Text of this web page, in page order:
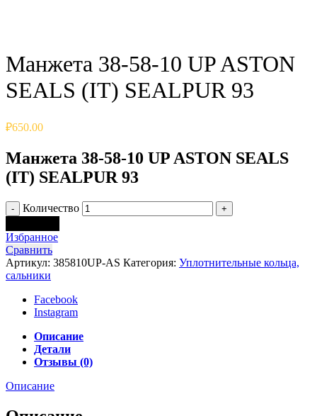
Манжета 38-58-10 UP ASTON
SEALS (IT) SEALPUR 93
₽650.00
Манжета 38-58-10 UP ASTON SEALS
(IT) SEALPUR 93
Количество
Избранное
Сравнить
Артикул: 385810UP-AS Категория: Уплотнительные кольца,
сальники
Facebook
Instagram
Описание
Детали
Отзывы (0)
Описание